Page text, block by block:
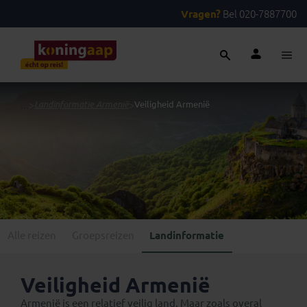
Vragen? Bel 020-7887700
Veiligheid Armenië
Landinformatie
Veiligheid Armenië
Armenië is een relatief veilig land. Maar zoals overal